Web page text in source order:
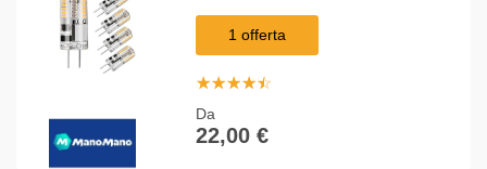
W, lampadine alogene LED, G4,
equivalente a Bi-Pin tipo JC, risparmio
1 offerta
☆☆☆☆☆
★★★★★
Da
22,00 €